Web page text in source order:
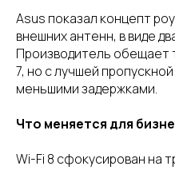
Asus показал концепт
внешних антенн, в виде
Производитель обещает
7, но с лучшей
меньшими задержками.
Что меняется для
Wi-Fi 8 сфокусирован на